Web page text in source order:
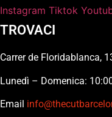
Instagram Tiktok
TROVACI
Carrer de Floridablanca,
Lunedì – Domenica:
Email